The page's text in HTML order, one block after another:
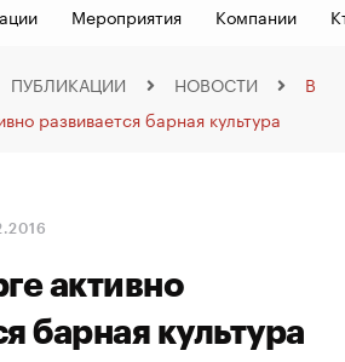
Мероприятия Компании
ПУБЛИКАЦИИ НОВОСТИ
В
развивается барная культура
активно
барная культура